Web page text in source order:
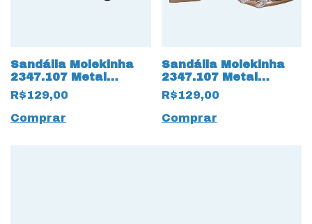
Sandália Molekinha
2347.107 Metal
Glamour com Strass
Preto
R$129,00
Comprar
Sandália Molekinha
2347.107 Metal
Glamour com Strass
17478 Rose
R$129,00
Comprar